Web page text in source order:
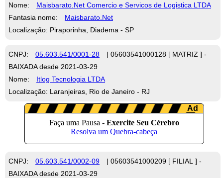
Nome:
Maisbarato.Net Comercio e Servicos de Logistica LTDA
Fantasia nome:
Maisbarato.Net
Localização: Piraporinha, Diadema - SP
CNPJ: 05.603.541/0001-28
| 05603541000128 [ MATRIZ ] -
BAIXADA desde 2021-03-29
Nome:
Itlog Tecnologia LTDA
Localização: Laranjeiras, Rio de Janeiro - RJ
CNPJ: 05.603.541/0002-09
| 05603541000209 [ FILIAL ] -
BAIXADA desde 2021-03-29